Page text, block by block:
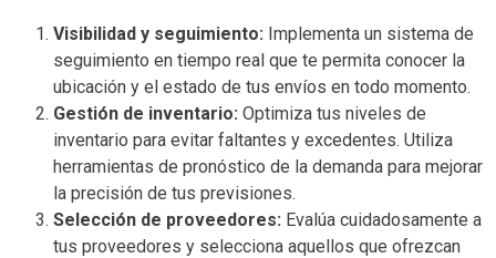
Visibilidad y seguimiento: Implementa un sistema de
seguimiento en tiempo real que te permita conocer la
ubicación y el estado de tus envíos en todo momento.
Gestión de inventario: Optimiza tus niveles de
inventario para evitar faltantes y excedentes. Utiliza
herramientas de pronóstico de la demanda para mejorar
la precisión de tus previsiones.
Selección de proveedores: Evalúa cuidadosamente a
tus proveedores y selecciona aquellos que ofrezcan